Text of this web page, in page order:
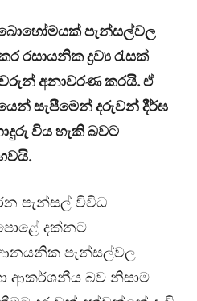
පැන්සල්වල
රසායනික ද්‍රව්‍ය රැසක්
අනාවරණ කරයි. ඒ
සැපීමෙන් දරුවන් දීර්ඝ
විය හැකි බවට
පැන්සල් විවිධ
දක්නට
පැන්සල්වල
ආකර්ශනීය බව නිසාම